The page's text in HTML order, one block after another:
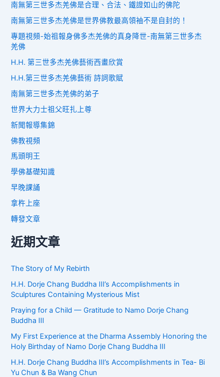
南無第三世多杰羌佛是合理、合法、鐵證如山的佛陀
南無第三世多杰羌佛是世界佛教最高領袖不是自封的！
專題視頻-始祖報身佛多杰羌佛的真身降世-南無第三世多杰
羌佛
H.H. 第三世多杰羌佛藝術西畫欣賞
H.H.第三世多杰羌佛藝術 詩詞歌賦
南無第三世多杰羌佛的弟子
世界大力士祖父旺扎上尊
新聞報導集錦
佛教視頻
馬頭明王
學佛基礎知識
早晚課誦
拿杵上座
轉發文章
近期文章
The Story of My Rebirth
H.H. Dorje Chang Buddha III’s Accomplishments in
Sculptures Containing Mysterious Mist
Praying for a Child — Gratitude to Namo Dorje Chang
Buddha III
My First Experience at the Dharma Assembly Honoring the
Holy Birthday of Namo Dorje Chang Buddha III
H.H. Dorje Chang Buddha III’s Accomplishments in Tea- Bi
Yu Chun & Ba Wang Chun